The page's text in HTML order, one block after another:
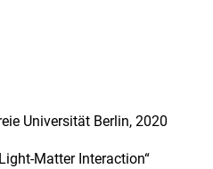
Universität Berlin, 2020
Matter Interaction“